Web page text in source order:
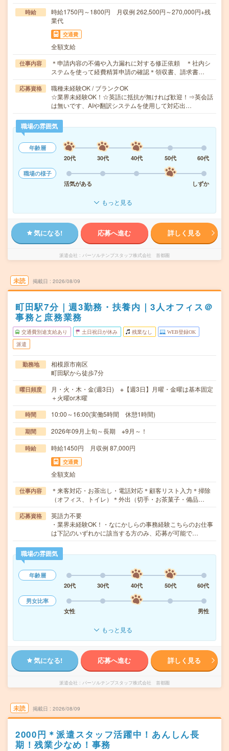
時給
時給1750円～1800円 月収例 262,500円～270,000円+残
業代
交通費
全額支給
仕事内容
＊申請内容の不備や入力漏れに対する修正依頼 ＊社内シ
ステムを使って経費精算申請の確認＊領収書、請求書…
応募資格
職種未経験OK / ブランクOK
☆業界未経験OK！☆英語に抵抗が無ければ歓迎！⇒英会話
は無いです、AIや翻訳システムを使用して対応出…
職場の雰囲気
年齢層
20代
30代 40代 50代
60代
職場の様子
活気がある
しずか
もっと見る
気になる! 応募へ進む 詳しく見る
派遣会社 パーソルテンプスタッフ株式会社 首都圏
未読 掲載日 2026/08/09
町田駅7分｜週3勤務・扶養内｜3人オフィス＠
事務と庶務業務
交通費別途支給あり 土日祝日が休み 残業なし WEB登録OK
派遣
勤務地
相模原市南区
町田駅から徒歩7分
曜日頻度
月・火・木・金(週3日) ※【週3日】月曜・金曜は基本固定
＋火曜or木曜
時間 10:00～16:00(実働5時間 休憩1時間)
期間 2026年09月上旬～長期 ※9月～！
時給 時給1450円 月収例 87,000円
交通費
全額支給
仕事内容
＊来客対応・お茶出し・電話対応＊顧客リスト入力＊掃除
（オフィス、トイレ）＊外出（切手・お茶菓子・備品…
応募資格
英語力不要
・業界未経験OK！・なにかしらの事務経験こちらのお仕事
は下記のいずれかに該当する方のみ、応募が可能で…
職場の雰囲気
年齢層
20代
30代 40代 50代
60代
男女比率
女性
男性
もっと見る
気になる! 応募へ進む 詳しく見る
派遣会社 パーソルテンプスタッフ株式会社 首都圏
未読 掲載日 2026/08/09
2000円＊派遣スタッフ活躍中！あんしん長
期！残業少なめ！事務